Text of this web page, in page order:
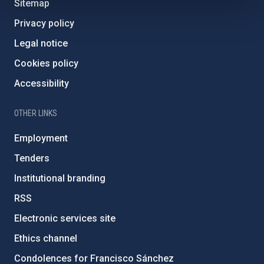
Sitemap
Privacy policy
Legal notice
Cookies policy
Accessibility
OTHER LINKS
Employment
Tenders
Institutional branding
RSS
Electronic services site
Ethics channel
Condolences for Francisco Sánchez